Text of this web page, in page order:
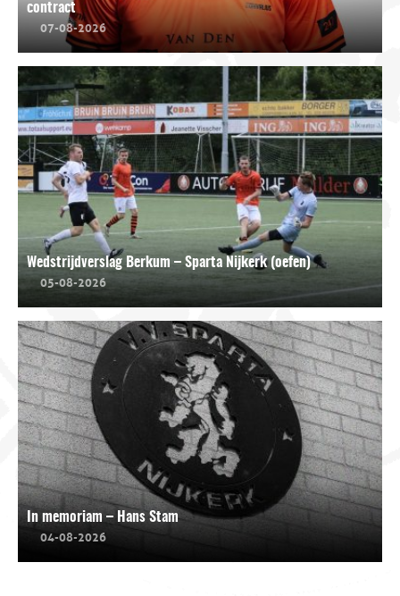
contract
07-08-2026
Wedstrijdverslag Berkum – Sparta Nijkerk (oefen)
05-08-2026
In memoriam – Hans Stam
04-08-2026